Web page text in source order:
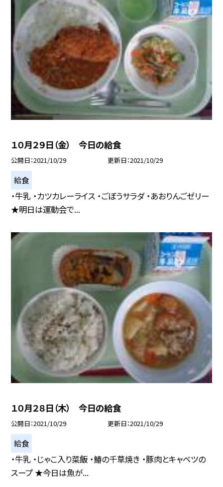
１０月２９日（金） 今日の給食
公開日 2021/10/29 更新日 2021/10/29
給食
・牛乳 ・カツカレーライス ・ごぼうサラダ ・あおりんごゼリー
★明日は運動会で...
１０月２８日（木） 今日の給食
公開日 2021/10/29 更新日 2021/10/29
給食
・牛乳 ・じゃこ入り菜飯 ・鰆の千草焼き ・豚肉とキャベツの
スープ ★今日は魚が...